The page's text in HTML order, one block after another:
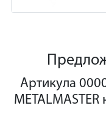
Артикула